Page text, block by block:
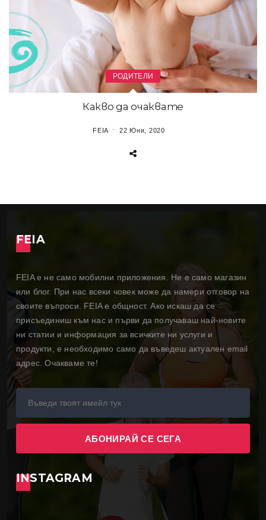
РОДИТЕЛИ
Какво да очаквате
FEIA 22 Юни, 2020
FEIA
FEIA е не само мобилни приложения. Не е само магазин
или блог. При нас всеки човек може да намери отговор на
своите въпроси. FEIA е общност. Ако искаш да се
присъединиш към нас и първи да получаваш най-новите
ни статии и информация за всичките ни услуги и
продукти, е необходимо само да въведеш актуален email
адрес. Очакваме те!
INSTAGRAM